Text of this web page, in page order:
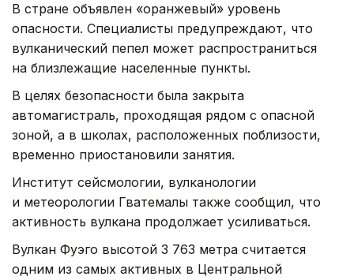
В стране объявлен «оранжевый» уровень
опасности. Специалисты предупреждают, что
вулканический пепел может распространиться
на близлежащие населенные пункты.
В целях безопасности была закрыта
автомагистраль, проходящая рядом с опасной
зоной, а в школах, расположенных поблизости,
временно приостановили занятия.
Институт сейсмологии, вулканологии
и метеорологии Гватемалы также сообщил, что
активность вулкана продолжает усиливаться.
Вулкан Фуэго высотой 3 763 метра считается
одним из самых активных в Центральной